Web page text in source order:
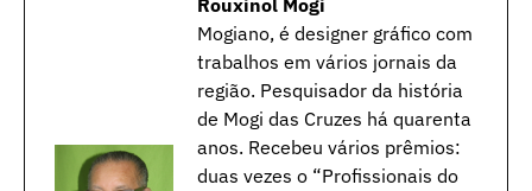
Rouxinol Mogi
Mogiano, é designer gráfico com
trabalhos em vários jornais da
região. Pesquisador da história
de Mogi das Cruzes há quarenta
anos. Recebeu vários prêmios:
duas vezes o “Profissionais do